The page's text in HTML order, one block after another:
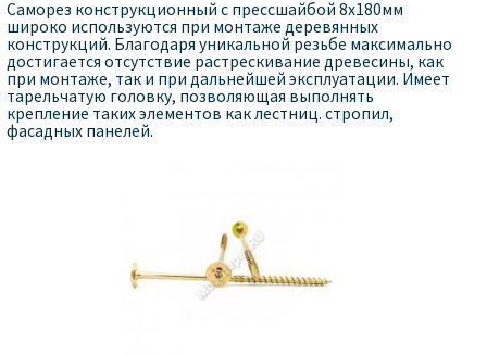
Саморез конструкционный с прессшайбой 8х180мм
широко используются при монтаже деревянных
конструкций. Благодаря уникальной резьбе максимально
достигается отсутствие растрескивание древесины, как
при монтаже, так и при дальнейшей эксплуатации. Имеет
тарельчатую головку, позволяющая выполнять
крепление таких элементов как лестниц. стропил,
фасадных панелей.